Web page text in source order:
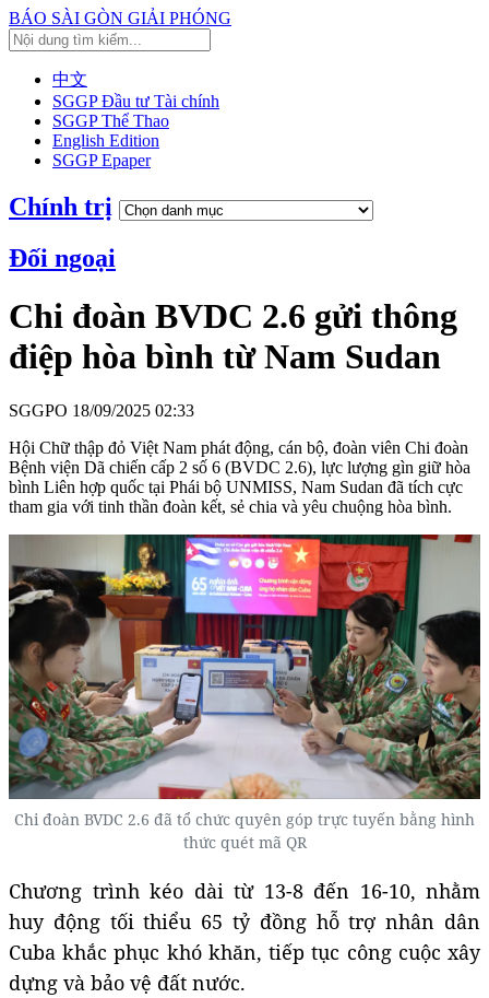
BÁO SÀI GÒN GIẢI PHÓNG
中文
SGGP Đầu tư Tài chính
SGGP Thể Thao
English Edition
SGGP Epaper
Chính trị
Đối ngoại
Chi đoàn BVDC 2.6 gửi thông
điệp hòa bình từ Nam Sudan
SGGPO 18/09/2025 02:33
Hội Chữ thập đỏ Việt Nam phát động, cán bộ, đoàn viên Chi đoàn
Bệnh viện Dã chiến cấp 2 số 6 (BVDC 2.6), lực lượng gìn giữ hòa
bình Liên hợp quốc tại Phái bộ UNMISS, Nam Sudan đã tích cực
tham gia với tinh thần đoàn kết, sẻ chia và yêu chuộng hòa bình.
Chi đoàn BVDC 2.6 đã tổ chức quyên góp trực tuyến bằng hình
thức quét mã QR
Chương trình kéo dài từ 13-8 đến 16-10, nhằm
huy động tối thiểu 65 tỷ đồng hỗ trợ nhân dân
Cuba khắc phục khó khăn, tiếp tục công cuộc xây
dựng và bảo vệ đất nước.